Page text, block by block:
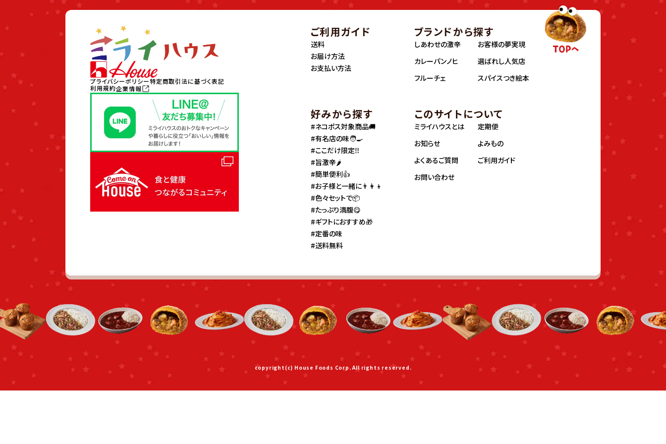
プライバシーポリシー特定商取引法に基づく表記
利用規約企業情報
ご利用ガイド
送料
お届け方法
お支払い方法
ブランドから探す
しあわせの激辛
お客様の夢実現
カレーパンノヒ
選ばれし人気店
フルーチェ
スパイスつき絵本
好みから探す
#ネコポス対象商品🚚
#有名店の味🧑‍🍳
#ここだけ限定‼️
#旨激辛🌶
#簡単便利👍
#お子様と一緒に👨‍👩‍👦
#色々セットで📦
#たっぷり満腹😋
#ギフトにおすすめ🎁
#定番の味
#送料無料
このサイトについて
ミライハウスとは
定期便
お知らせ
よみもの
よくあるご質問
ご利用ガイド
お問い合わせ
copyright(c) House Foods Corp. All rights reserved.